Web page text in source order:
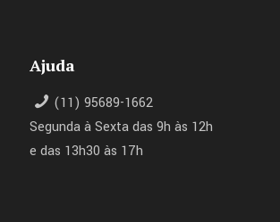
Ajuda
(11) 95689-1662
Segunda à Sexta das 9h às 12h
e das 13h30 às 17h